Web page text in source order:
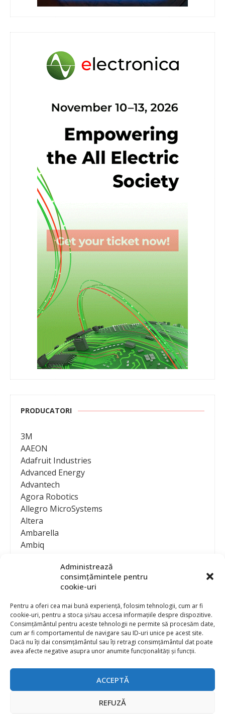
Administrează
consimțămintele pentru
cookie-uri
Pentru a oferi cea mai bună experiență, folosim tehnologii, cum ar fi
cookie-uri, pentru a stoca și/sau accesa informațiile despre dispozitive.
Consimțământul pentru aceste tehnologii ne permite să procesăm date,
cum ar fi comportamentul de navigare sau ID-uri unice pe acest site.
Dacă nu îți dai consimțământul sau îți retragi consimțământul dat poate
avea afecte negative asupra unor anumite funcționalități și funcții.
ACCEPTĂ
REFUZĂ
PRODUCATORI
3M
AAEON
Adafruit Industries
Advanced Energy
Advantech
Agora Robotics
Allegro MicroSystems
Altera
Ambarella
Ambiq
Analog Devices
Anritsu Corporation
Ansys
APS
Arduino
Arm
Asentics
ATEN International
Contact
Publicitate
Abonament la revista “Electronica Azi”